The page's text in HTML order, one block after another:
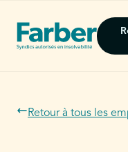
Retour à tous les